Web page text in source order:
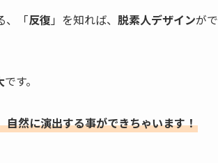
、「反復 」を知れば、 脱素人デザインがで
です。
然に演出する事ができちゃいます！